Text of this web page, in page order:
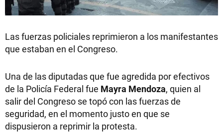
Las fuerzas policiales reprimieron a los manifestantes
que estaban en el Congreso.
Una de las diputadas que fue agredida por efectivos
de la Policía Federal fue Mayra Mendoza, quien al
salir del Congreso se topó con las fuerzas de
seguridad, en el momento justo en que se
dispusieron a reprimir la protesta.